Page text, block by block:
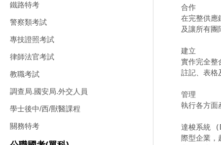
鐵路特考
警察類考試
專技證照考試
律師法官考試
教職考試
調查局.國安局.外交人員
學士後中/西/獸醫課程
關務特考
合作
在完整供應
及讓所有
建立
實作完全
註記、表
管理
執行各方
達梭系統
際型企業